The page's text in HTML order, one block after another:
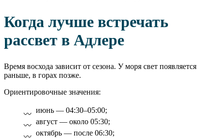
Когда лучше встречать
рассвет в Адлере
Время восхода зависит от сезона. У моря свет появляется
раньше, в горах позже.
Ориентировочные значения:
июнь — 04:30–05:00;
август — около 05:30;
октябрь — после 06:30;